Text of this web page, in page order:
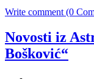
Write comment (0
Novosti iz
Bošković“